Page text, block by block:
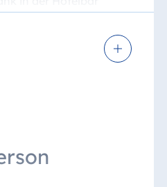
Bistro am zweiten
Audi museum
Schwimmbads